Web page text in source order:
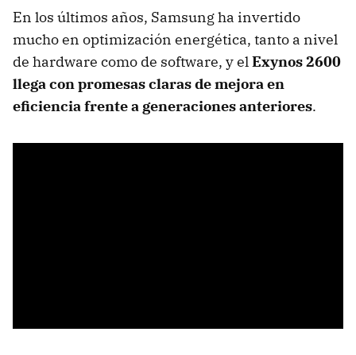
En los últimos años, Samsung ha invertido
mucho en optimización energética, tanto a nivel
de hardware como de software, y elExynos 2600
llega con promesas claras de mejora en
eficiencia frente a generaciones anteriores.